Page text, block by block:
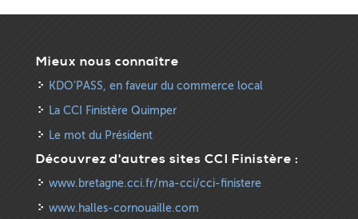
Mieux nous connaître
KDO’PASS, en faveur du commerce local
La CCI Finistère Quimper
Le mot du Président
Découvrez d'autres sites CCI Finistère :
www.bretagne.cci.fr/ma-cci/cci-finistere
www.halles-cornouaille.com